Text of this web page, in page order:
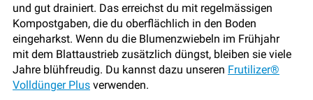
und gut drainiert. Das erreichst du mit regelmässigen
Kompostgaben, die du oberflächlich in den Boden
eingeharkst. Wenn du die Blumenzwiebeln im Frühjahr
mit dem Blattaustrieb zusätzlich düngst, bleiben sie viele
Jahre blühfreudig. Du kannst dazu unseren Frutilizer®
Volldünger Plus verwenden.